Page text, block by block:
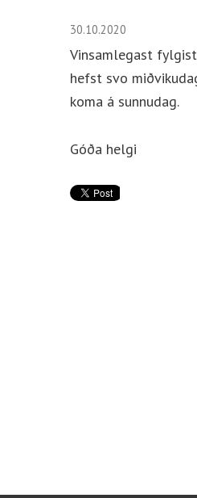
30.10.2020
Vinsamlegast
hefst svo
koma á sunnudag.
Góða helgi